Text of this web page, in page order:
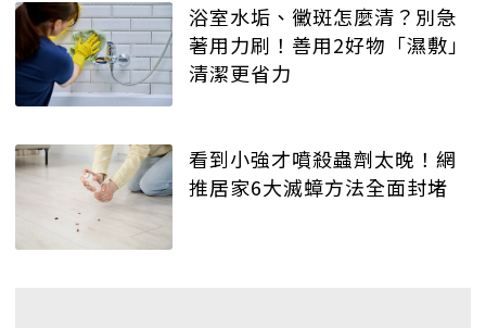
浴室水垢、黴斑怎麼清？別急
著用力刷！善用2好物「濕敷」
清潔更省力
看到小強才噴殺蟲劑太晚！網
推居家6大滅蟑方法全面封堵